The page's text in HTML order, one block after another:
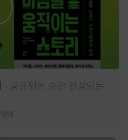
공유되는 순간 완성되는
알레